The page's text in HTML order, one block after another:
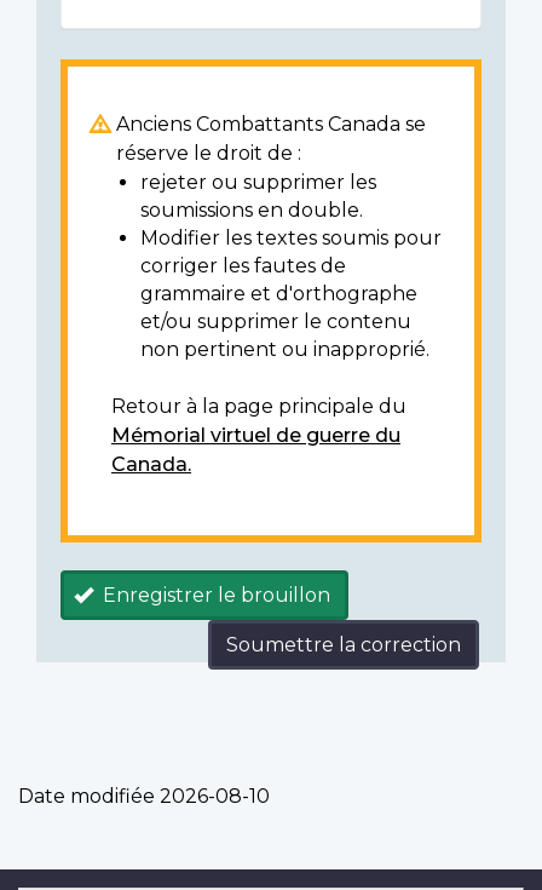
Anciens Combattants Canada se
réserve le droit de :
rejeter ou supprimer les
soumissions en double.
Modifier les textes soumis pour
corriger les fautes de
grammaire et d'orthographe
et/ou supprimer le contenu
non pertinent ou inapproprié.
Retour à la page principale du
Mémorial virtuel de guerre du
Canada.
Enregistrer le brouillon
Soumettre la correction
Date modifiée 2026-08-10